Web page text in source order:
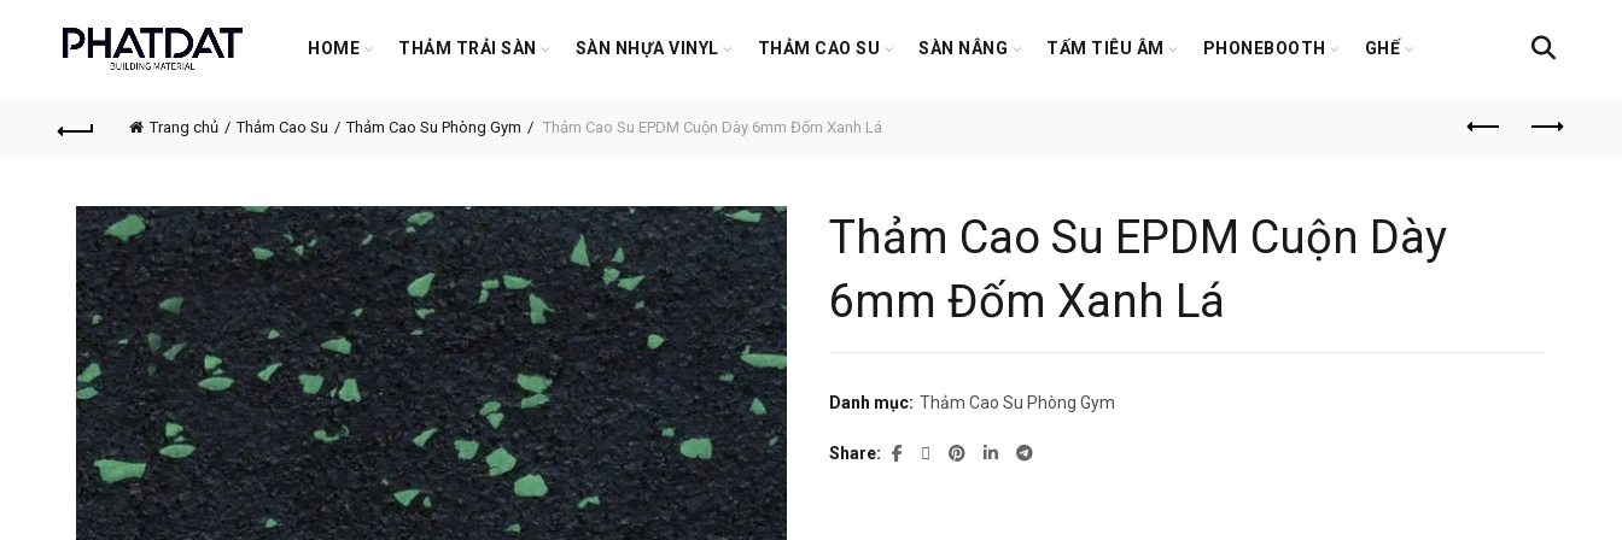
HOME THẢM TRẢI SÀN SÀN NHỰA VINYL THẢM CAO SU SÀN NÂNG TẤM TIÊU ÂM PHONEBOOTH GHẾ
Trang chủ Thảm Cao Su Thảm Cao Su Phòng Gym Thảm Cao Su EPDM Cuộn Dày 6mm Đốm Xanh Lá
Thảm Cao Su EPDM Cuộn Dày
6mm Đốm Xanh Lá
Danh mục: Thảm Cao Su Phòng Gym
Share